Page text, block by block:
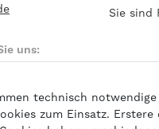
uns:
bis 22:00 Uhr
Sie sind
technisch notwendige
zum Einsatz.